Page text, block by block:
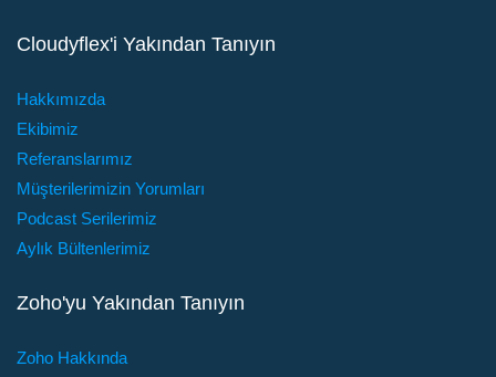
Cloudyflex'i Yakından Tanıyın
Hakkımızda
Ekibimiz
Referanslarımız
Müşterilerimizin Yorumları
Podcast Serilerimiz
Aylık Bültenlerimiz
Zoho'yu Yakından Tanıyın
Zoho Hakkında